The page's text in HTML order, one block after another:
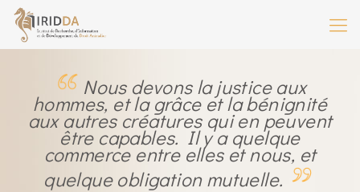
Nous devons la justice aux
hommes, et la grâce et la bénignité
aux autres créatures qui en peuvent
être capables. Il y a quelque
commerce entre elles et nous, et
quelque obligation mutuelle.